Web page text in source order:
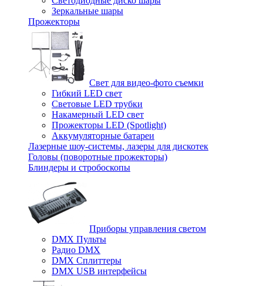
Зеркальные шары
Прожекторы
Свет для видео-фото съемки
Гибкий LED свет
Световые LED трубки
Накамерный LED свет
Прожекторы LED (Spotlight)
Аккумуляторные батареи
Лазерные шоу-системы, лазеры для дискотек
Головы (поворотные прожекторы)
Блиндеры и стробоскопы
Приборы управления светом
DMX Пульты
Радио DMX
DMX Сплиттеры
DMX USB интерфейсы